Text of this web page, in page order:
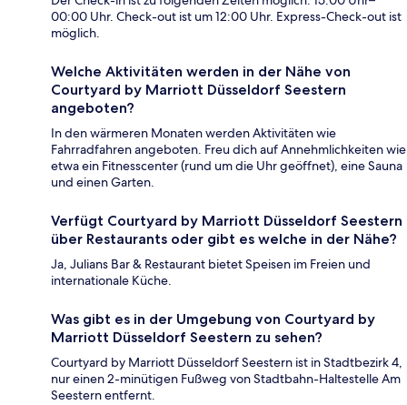
00:00 Uhr. Check-out ist um 12:00 Uhr. Express-Check-out ist
möglich.
Welche Aktivitäten werden in der Nähe von
Courtyard by Marriott Düsseldorf Seestern
angeboten?
In den wärmeren Monaten werden Aktivitäten wie
Fahrradfahren angeboten. Freu dich auf Annehmlichkeiten wie
etwa ein Fitnesscenter (rund um die Uhr geöffnet), eine Sauna
und einen Garten.
Verfügt Courtyard by Marriott Düsseldorf Seestern
über Restaurants oder gibt es welche in der Nähe?
Ja, Julians Bar & Restaurant bietet Speisen im Freien und
internationale Küche.
Was gibt es in der Umgebung von Courtyard by
Marriott Düsseldorf Seestern zu sehen?
Courtyard by Marriott Düsseldorf Seestern ist in Stadtbezirk 4,
nur einen 2-minütigen Fußweg von Stadtbahn-Haltestelle Am
Seestern entfernt.